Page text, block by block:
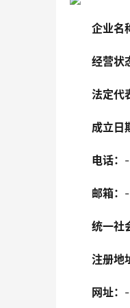
企业名
经营状
法定代
成立日
电话： -
邮箱： -
统一社
注册地
网址： -